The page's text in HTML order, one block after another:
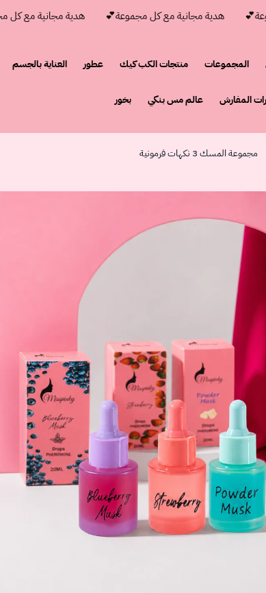
هدية مجانية مع كل مجموعة💕 هدية مجانية مع كل
المجموعات منتجات الكب كيك عطور العناية بالجسم
المفارش عالم مس بنكي بخور
مجموعة المسك 3 نكهات فرمونية